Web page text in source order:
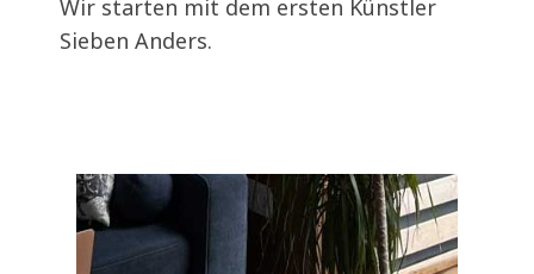
Wir starten mit dem ersten Künstler
Sieben Anders.